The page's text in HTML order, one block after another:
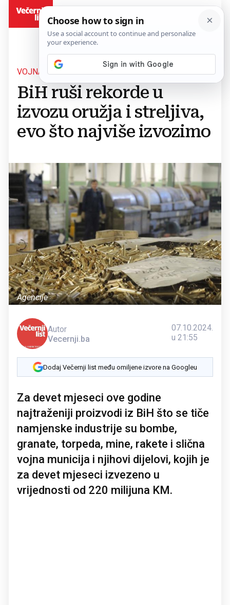
VOJNA INDUSTRIJA
BiH ruši rekorde u
izvozu oružja i streljiva,
evo što najviše izvozimo
Agencije
Autor
Vecernji.ba
07.10.2024.
u 21:55
Dodaj Večernji list među omiljene izvore na Googleu
Za devet mjeseci ove godine
najtraženiji proizvodi iz BiH što se tiče
namjenske industrije su bombe,
granate, torpeda, mine, rakete i slična
vojna municija i njihovi dijelovi, kojih je
za devet mjeseci izvezeno u
vrijednosti od 220 milijuna KM.